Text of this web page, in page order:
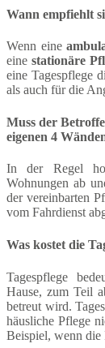
Wann empfiehlt
Wenn eine
eine stationäre
eine Tagespflege
als auch für die
Muss der
eigenen 4
In der Regel
Wohnungen ab
der vereinbarten
vom Fahrdienst
Was kostet die
Tagespflege
Hause, zum Teil
betreut wird.
häusliche Pflege
Beispiel, wenn die